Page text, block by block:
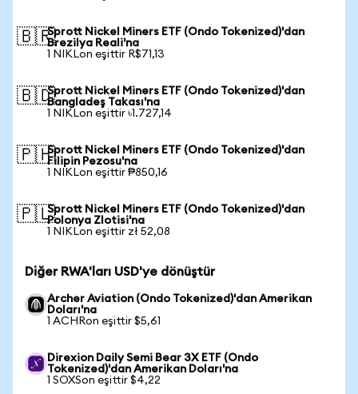
🇧🇷Sprott Nickel Miners ETF (Ondo Tokenized)'dan
Brezilya Reali'na
1 NIKLon eşittir R$71,13
🇧🇩Sprott Nickel Miners ETF (Ondo Tokenized)'dan
Bangladeş Takası'na
1 NIKLon eşittir ৳1.727,14
🇵🇭Sprott Nickel Miners ETF (Ondo Tokenized)'dan
Filipin Pezosu'na
1 NIKLon eşittir ₱850,16
🇵🇱Sprott Nickel Miners ETF (Ondo Tokenized)'dan
Polonya Zlotisi'na
1 NIKLon eşittir zł 52,08
Diğer RWA'ları USD'ye dönüştür
Archer Aviation (Ondo Tokenized)'dan Amerikan
Doları'na
1 ACHRon eşittir $5,61
Direxion Daily Semi Bear 3X ETF (Ondo
Tokenized)'dan Amerikan Doları'na
1 SOXSon eşittir $4,22